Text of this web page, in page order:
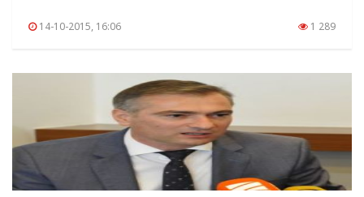
14-10-2015, 16:06 1 289